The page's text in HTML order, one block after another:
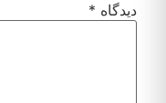
دیدگاه *